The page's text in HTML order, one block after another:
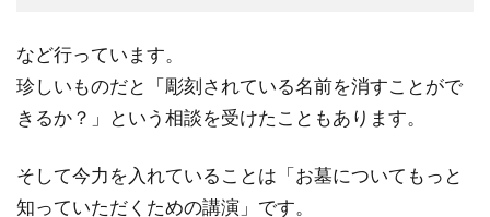
など行っています。
珍しいものだと「彫刻されている名前を消すことがで
きるか？」という相談を受けたこともあります。
そして今力を入れていることは「お墓についてもっと
知っていただくための講演」です。